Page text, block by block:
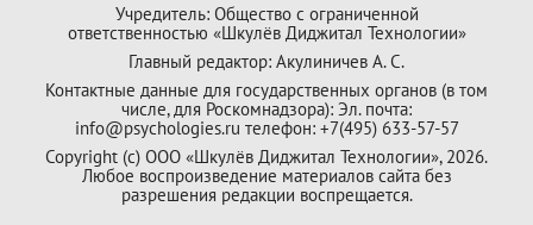
Учредитель: Общество с ограниченной
ответственностью «Шкулёв Диджитал Технологии»
Главный редактор: Акулиничев А. С.
Контактные данные для государственных органов (в том
числе, для Роскомнадзора): Эл. почта:
info@psychologies.ru телефон: +7(495) 633-57-57
Copyright (с) ООО «Шкулёв Диджитал Технологии», 2026.
Любое воспроизведение материалов сайта без
разрешения редакции воспрещается.